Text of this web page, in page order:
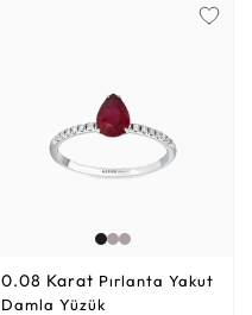
0.08 Karat
Damla Yüzük